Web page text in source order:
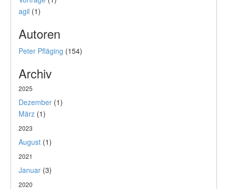
agil (1)
Autoren
Peter Pfläging (154)
Archiv
2025
Dezember (1)
März (1)
2023
August (1)
2021
Januar (3)
2020